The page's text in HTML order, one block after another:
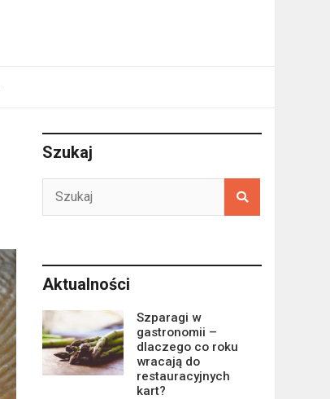
Szukaj
Aktualności
Szparagi w
gastronomii –
dlaczego co roku
wracają do
restauracyjnych
kart?